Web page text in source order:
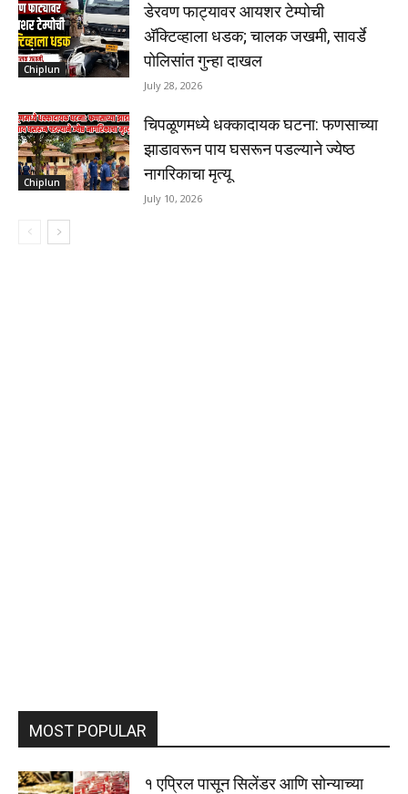
Chiplun
डेरवण फाट्यावर आयशर टेम्पोची
अ‍ॅक्टिव्हाला धडक; चालक जखमी, सावर्डे
पोलिसांत गुन्हा दाखल
July 28, 2026
Chiplun
चिपळूणमध्ये धक्कादायक घटना: फणसाच्या
झाडावरून पाय घसरून पडल्याने ज्येष्ठ
नागरिकाचा मृत्यू
July 10, 2026
MOST POPULAR
१ एप्रिल पासून सिलेंडर आणि सोन्याच्या